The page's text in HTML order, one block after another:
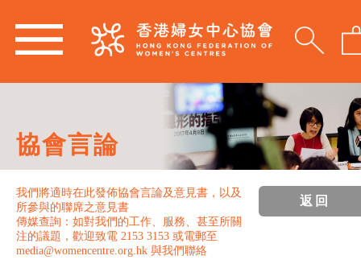
協會言論
我們將適時在此發佈協會言論及意見書，以及
所參與的聯席之意見書
傳媒查詢：如對我們的工作、服務、甚至所關
注的議題，歡迎致電 2153 3153 或電郵至
media@womencentre.org.hk 與我們聯絡
返回